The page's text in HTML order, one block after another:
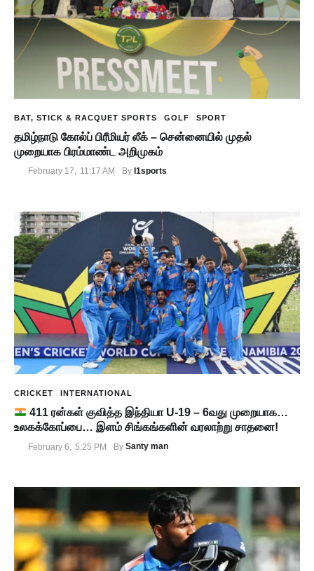
BAT, STICK & RACQUET SPORTS GOLF SPORT
தமிழ்நாடு கோல்ப் பிரீமியர் லீக் – சென்னையில் முதல்
முறையாக பிரம்மாண்ட அறிமுகம்
February 17, 11:17 AM By I1sports
CRICKET INTERNATIONAL
411 ரன்கள் குவித்த இந்தியா U-19 – 6வது முறையாக…
உலகக்கோப்பை… இளம் சிங்கங்களின் வரலாற்று சாதனை!
February 6 5:25 PM By Santy man